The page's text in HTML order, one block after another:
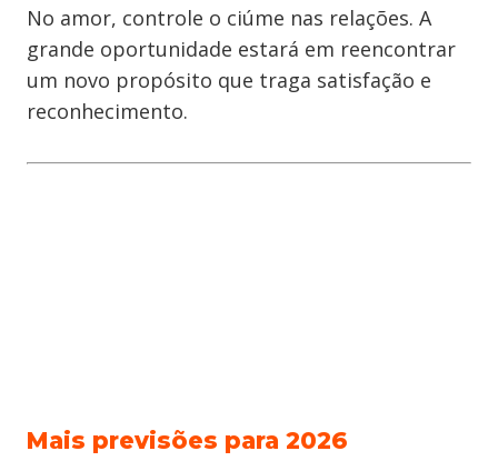
No amor, controle o ciúme nas relações. A
grande oportunidade estará em reencontrar
um novo propósito que traga satisfação e
reconhecimento.
Mais previsões para 2026